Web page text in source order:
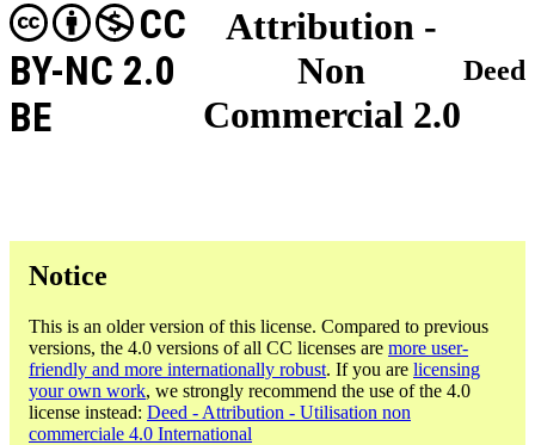
Attribution -
Non
Commercial 2.0
CC
BY-NC 2.0
BE
Deed
Notice
This is an older version of this license. Compared to previous
versions, the 4.0 versions of all CC licenses are more user-
friendly and more internationally robust. If you are licensing
your own work, we strongly recommend the use of the 4.0
license instead: Deed - Attribution - Utilisation non
commerciale 4.0 International